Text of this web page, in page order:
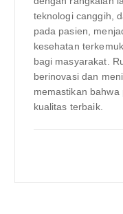
teknologi canggih,
pada pasien,
kesehatan
bagi masyarakat.
berinovasi dan
memastikan
kualitas terbaik.